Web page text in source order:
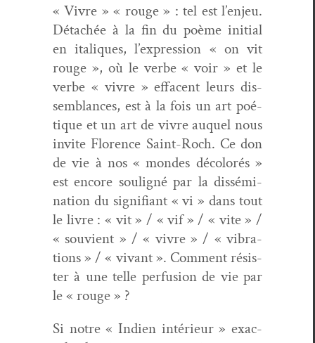
« Vivre » « rouge » : tel est l’enjeu.
Détachée à la fin du poème ini­tial
en italiques, l’expression « on vit
rouge », où le verbe « voir » et le
verbe « vivre » effacent leurs dis­
sem­blances, est à la fois un art poé­
tique et un art de vivre auquel nous
invite Flo­rence Saint-Roch. Ce don
de vie à nos « mon­des décol­orés »
est encore souligné par la dis­sémi­
na­tion du sig­nifi­ant « vi » dans tout
le livre : « vit » / « vif » / « vite » /
« sou­vient » / « vivre » / « vibra­
tions » / « vivant ». Com­ment résis­
ter à une telle per­fu­sion de vie par
le « rouge » ?
Si notre « Indi­en intérieur » exac­